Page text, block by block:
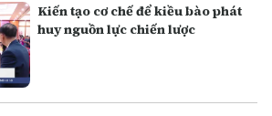
Kiến tạo cơ chế để kiều bào phát
huy nguồn lực chiến lược